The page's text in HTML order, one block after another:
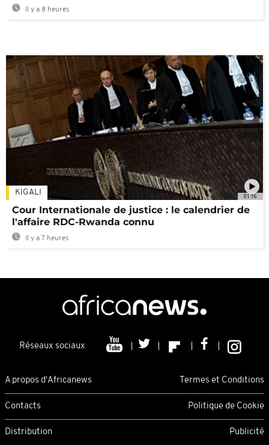
Il y a 8 heures
01:16
KIGALI
Cour Internationale de justice : le calendrier de
l'affaire RDC-Rwanda connu
Il y a 7 heures
Réseaux sociaux
A propos d'Africanews Termes et Conditions
Contacts Politique de Cookie
Distribution Publicité